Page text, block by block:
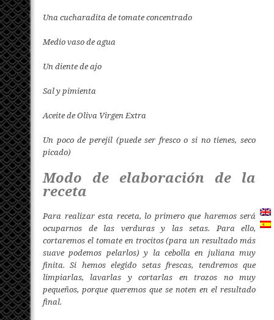
Una cucharadita de tomate concentrado
Medio vaso de agua
Un diente de ajo
Sal y pimienta
Aceite de Oliva Virgen Extra
Un poco de perejil (puede ser fresco o si no tienes, seco
picado)
Modo de elaboración de la
receta
Para realizar esta receta, lo primero que haremos será
ocuparnos de las verduras y las setas. Para ello,
cortaremos el tomate en trocitos (para un resultado más
suave podemos pelarlos) y la cebolla en juliana muy
finita. Si hemos elegido setas frescas, tendremos que
limpiarlas, lavarlas y cortarlas en trozos no muy
pequeños, porque queremos que se noten en el resultado
final.